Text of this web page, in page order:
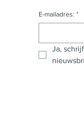
E-mailadres: *
Ja,